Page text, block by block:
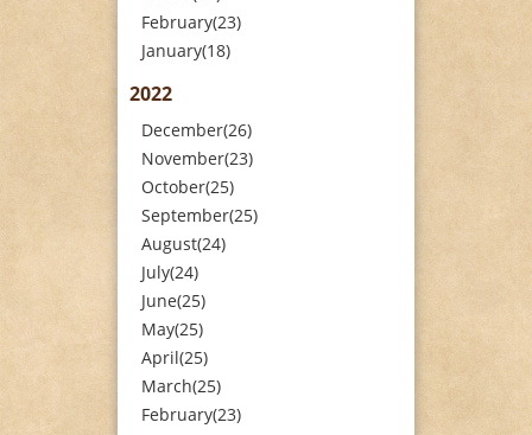
February(23)
January(18)
2022
December(26)
November(23)
October(25)
September(25)
August(24)
July(24)
June(25)
May(25)
April(25)
March(25)
February(23)